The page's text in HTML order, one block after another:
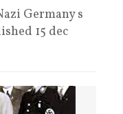
Germany s
15 dec